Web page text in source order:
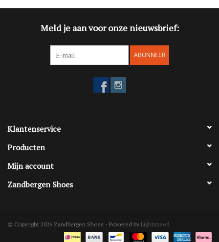
Meld je aan voor onze nieuwsbrief:
ABONNEER
Klantenservice
Producten
Mijn account
Zandbergen Shoes
© Copyright 2026 Zandbergen Shoes - Powered by Lightspeed